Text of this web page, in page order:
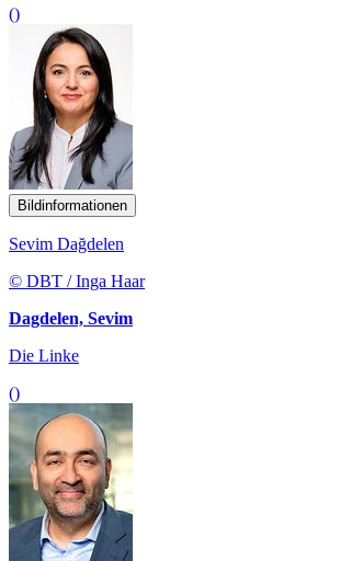
()
Bildinformationen
Sevim Dağdelen
© DBT / Inga Haar
Dagdelen, Sevim
Die Linke
()